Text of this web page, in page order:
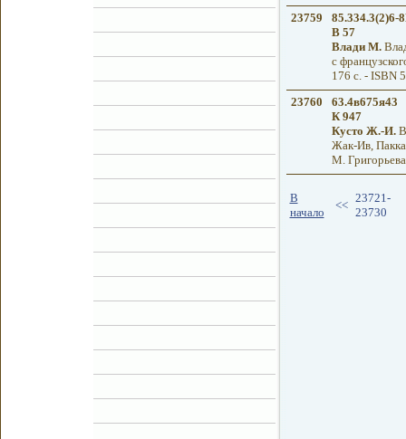
23759
85.334.3(2)6-
В 57
Влади М.
с
176 с. - ISBN
23760
63.4в675я43
К 947
Кусто Ж.-И.В
Жак-Ив,
М.
В
начало
<<
23721-
23730